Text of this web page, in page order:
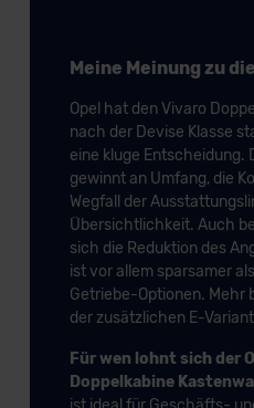
Meine Meinung zu
Opel hat den Vivaro
nach der Devise Klasse
eine kluge Entscheidung.
gewinnt an Umfang, die
Wegfall der
Übersichtlichkeit. Auch
sich die Reduktion des
ist vor allem sparsamer
Getriebe-Optionen. Mehr
der zusätzlichen E-
Für wen lohnt sich der
Doppelkabine